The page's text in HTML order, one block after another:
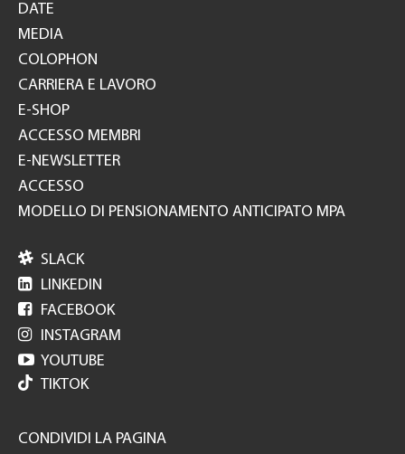
DATE
MEDIA
COLOPHON
CARRIERA E LAVORO
E-SHOP
ACCESSO MEMBRI
E-NEWSLETTER
ACCESSO
MODELLO DI PENSIONAMENTO ANTICIPATO MPA
 SLACK
 LINKEDIN
 FACEBOOK
 INSTAGRAM
 YOUTUBE
TIKTOK
CONDIVIDI LA PAGINA